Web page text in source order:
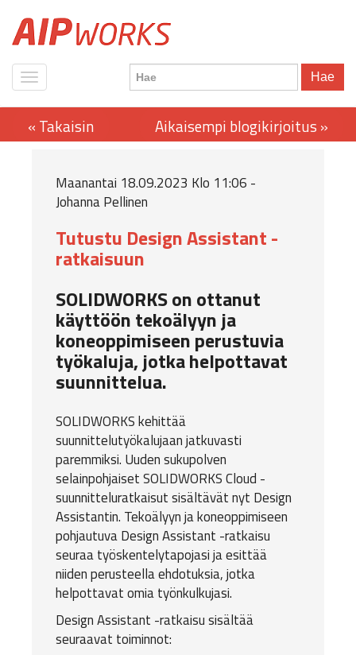
Hae
Maanantai 18.09.2023 Klo 11:06 -
Johanna Pellinen
Tutustu Design Assistant -
ratkaisuun
SOLIDWORKS on ottanut
käyttöön tekoälyyn ja
koneoppimiseen perustuvia
työkaluja, jotka helpottavat
suunnittelua.
SOLIDWORKS kehittää
suunnittelutyökalujaan jatkuvasti
paremmiksi. Uuden sukupolven
selainpohjaiset SOLIDWORKS Cloud -
suunnitteluratkaisut sisältävät nyt Design
Assistantin. Tekoälyyn ja koneoppimiseen
pohjautuva Design Assistant -ratkaisu
seuraa työskentelytapojasi ja esittää
niiden perusteella ehdotuksia, jotka
helpottavat omia työnkulkujasi.
Design Assistant -ratkaisu sisältää
seuraavat toiminnot: